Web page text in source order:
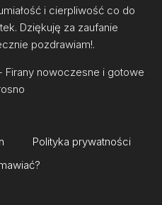
i cierpliwość co do
Dziękuję za zaufanie
pozdrawiam!.
nowoczesne i gotowe
Polityka prywatności